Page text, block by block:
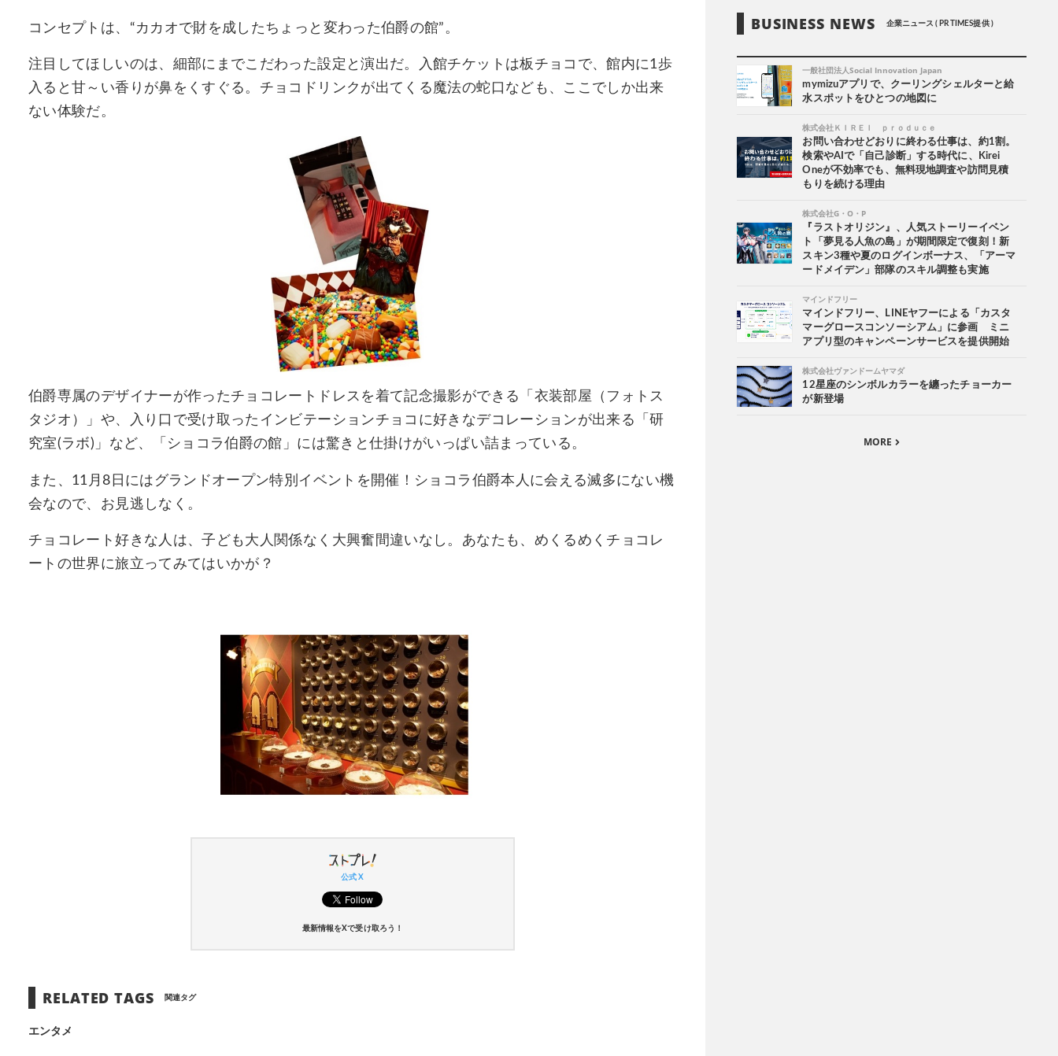
コンセプトは、“カカオで財を成したちょっと変わった伯爵の館”。
注目してほしいのは、細部にまでこだわった設定と演出だ。入館チケットは板チョコで、館内に1歩
入ると甘～い香りが鼻をくすぐる。チョコドリンクが出てくる魔法の蛇口なども、ここでしか出来
ない体験だ。
伯爵専属のデザイナーが作ったチョコレートドレスを着て記念撮影ができる「衣装部屋（フォトス
タジオ）」や、入り口で受け取ったインビテーションチョコに好きなデコレーションが出来る「研
究室(ラボ)」など、「ショコラ伯爵の館」には驚きと仕掛けがいっぱい詰まっている。
また、11月8日にはグランドオープン特別イベントを開催！ショコラ伯爵本人に会える滅多にない機
会なので、お見逃しなく。
チョコレート好きな人は、子ども大人関係なく大興奮間違いなし。あなたも、めくるめくチョコレ
ートの世界に旅立ってみてはいかが？
公式 X
最新情報をXで受け取ろう！
RELATED TAGS 関連タグ
エンタメ
BUSINESS NEWS 企業ニュース ( PR TIMES提供 )
一般社団法人Social Innovation Japan
mymizuアプリで、クーリングシェルターと給
水スポットをひとつの地図に
株式会社ＫＩＲＥＩ ｐｒｏｄｕｃｅ
お問い合わせどおりに終わる仕事は、約1割。
検索やAIで「自己診断」する時代に、Kirei
Oneが不効率でも、無料現地調査や訪問見積
もりを続ける理由
株式会社G・O・P
『ラストオリジン』、人気ストーリーイベン
ト「夢見る人魚の島」が期間限定で復刻！新
スキン3種や夏のログインボーナス、「アーマ
ードメイデン」部隊のスキル調整も実施
マインドフリー
マインドフリー、LINEヤフーによる「カスタ
マーグロースコンソーシアム」に参画 ミニ
アプリ型のキャンペーンサービスを提供開始
株式会社ヴァンドームヤマダ
12星座のシンボルカラーを纏ったチョーカー
が新登場
MORE